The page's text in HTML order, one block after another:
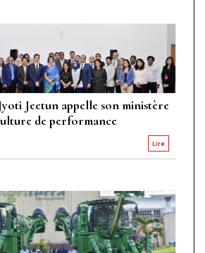
Jeetun appelle son ministère
de performance
Lire